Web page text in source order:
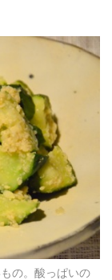
の。酸っぱいの